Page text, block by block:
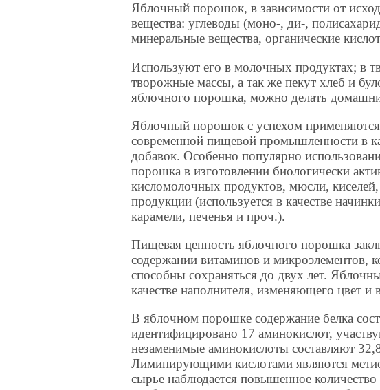
Яблочный порошок, в зависимости от
вещества: углеводы (моно-, ди-,
минеральные вещества, органические
Используют его в молочных продуктах; в
творожные массы, а так же пекут хлеб и
яблочного порошка, можно делать
Яблочный порошок с успехом
современной пищевой промышленности в
добавок. Особенно популярно
порошка в изготовлении биологически
кисломолочных продуктов, мюсли, киселей,
продукции (используется в качестве
карамели, печенья и проч.).
Пищевая ценность яблочного порошка
содержании витаминов и микроэлементов,
способны сохраняться до двух лет.
качестве наполнителя, изменяющего цвет и
В яблочном порошке содержание белка
идентифицировано 17 аминокислот,
незаменимые аминокислоты составляют
Лиминирующими кислотами являются
сырье наблюдается повышенное